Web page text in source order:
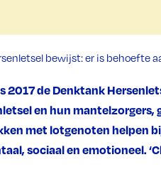
bewijst: er is behoefte
2017 de Denktank
en hun mantelzorgers,
met lotgenoten helpen
sociaal en emotioneel.